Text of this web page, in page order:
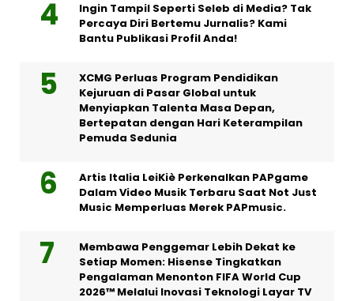
Ingin Tampil Seperti Seleb di Media? Tak
Percaya Diri Bertemu Jurnalis? Kami
Bantu Publikasi Profil Anda!
XCMG Perluas Program Pendidikan
Kejuruan di Pasar Global untuk
Menyiapkan Talenta Masa Depan,
Bertepatan dengan Hari Keterampilan
Pemuda Sedunia
Artis Italia LeiKiè Perkenalkan PAPgame
Dalam Video Musik Terbaru Saat Not Just
Music Memperluas Merek PAPmusic.
Membawa Penggemar Lebih Dekat ke
Setiap Momen: Hisense Tingkatkan
Pengalaman Menonton FIFA World Cup
2026™ Melalui Inovasi Teknologi Layar TV